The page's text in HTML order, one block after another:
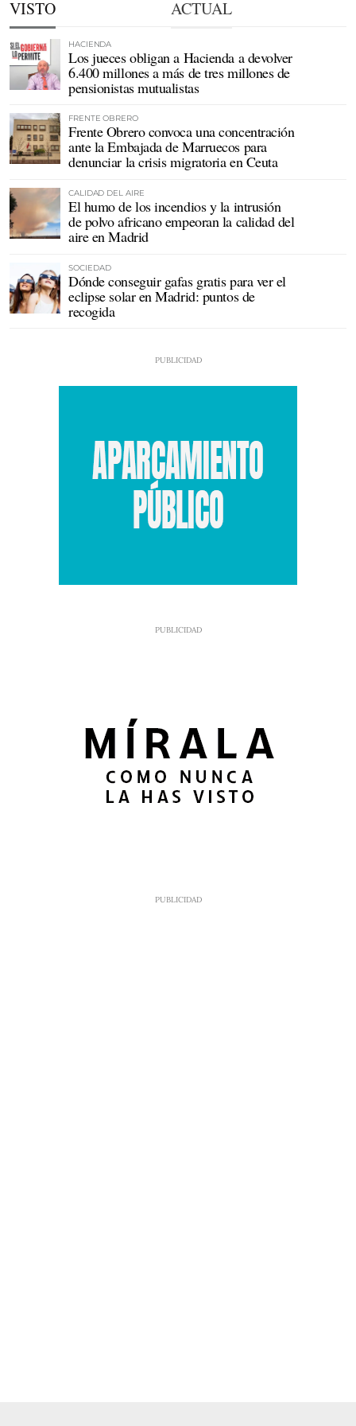
VISTO ACTUAL
HACIENDA
Los jueces obligan a Hacienda a devolver
6.400 millones a más de tres millones de
pensionistas mutualistas
FRENTE OBRERO
Frente Obrero convoca una concentración
ante la Embajada de Marruecos para
denunciar la crisis migratoria en Ceuta
CALIDAD DEL AIRE
El humo de los incendios y la intrusión
de polvo africano empeoran la calidad del
aire en Madrid
SOCIEDAD
Dónde conseguir gafas gratis para ver el
eclipse solar en Madrid: puntos de
recogida